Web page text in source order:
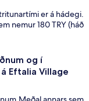
er á hádegi.
nemur 180 TRY (háð
og í
Eftalia Village